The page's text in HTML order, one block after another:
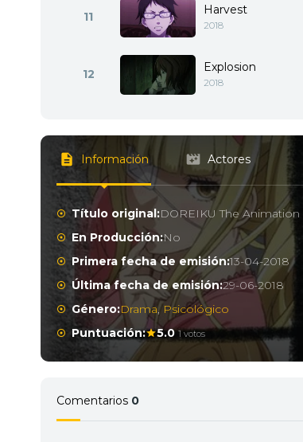
11 Harvest
2018
12 Explosion
2018
Información Actores
Título original:DOREIKU The Animation
En Producción:No
Primera fecha de emisión:13-04-2018
Última fecha de emisión:29-06-2018
Género:Drama, Psicológico
Puntuación:
5.0 1 votos
Comentarios 0